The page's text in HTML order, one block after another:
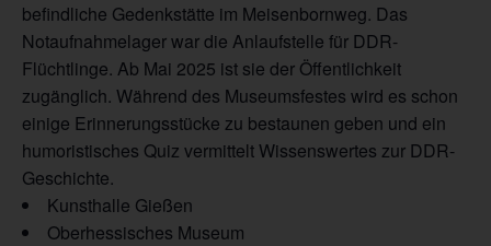
befindliche Gedenkstätte im Meisenbornweg. Das
Notaufnahmelager war die Anlaufstelle für DDR-
Flüchtlinge. Ab Mai 2025 ist sie der Öffentlichkeit
zugänglich. Während des Museumsfestes wird es schon
einige Erinnerungsstücke zu bestaunen geben und ein
humoristisches Quiz vermittelt Wissenswertes zur DDR-
Geschichte.
Kunsthalle Gießen
Oberhessisches Museum